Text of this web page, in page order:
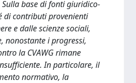
base di fonti giuridico-
di contributi provenienti
e dalle scienze sociali,
nonostante i progressi,
la CVAWG rimane
In particolare, il
normativo, la